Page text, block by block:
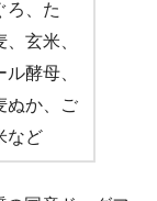
ろ、た
玄米、
酵母、
ぬか、ご
など